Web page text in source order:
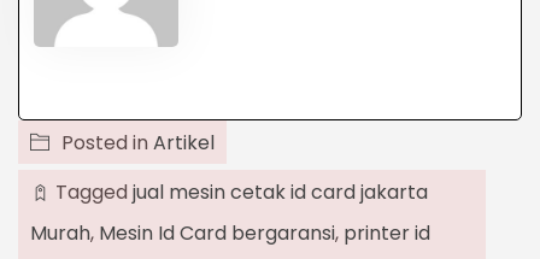
Posted in Artikel
Tagged jual mesin cetak id card jakarta
Murah, Mesin Id Card bergaransi, printer id